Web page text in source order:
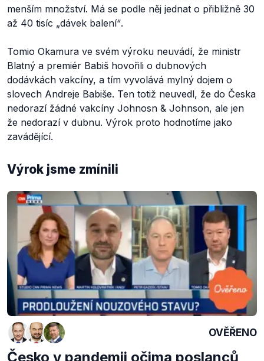
menším množství. Má se podle něj jednat o přibližně 30
až 40 tisíc „dávek balení“.
Tomio Okamura ve svém výroku neuvádí, že ministr
Blatný a premiér Babiš hovořili o dubnových
dodávkách vakcíny, a tím vyvolává mylný dojem o
slovech Andreje Babiše. Ten totiž neuvedl, že do Česka
nedorazí žádné vakcíny Johnosn & Johnson, ale jen
že nedorazí v dubnu. Výrok proto hodnotíme jako
zavádějící.
Výrok jsme zmínili
OVĚŘENO
Česko v pandemii očima poslanců